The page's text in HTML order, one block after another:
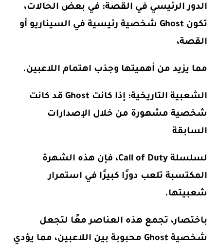
الدور الرئيسي في القصة: في بعض الحالات،
تكون Ghost شخصية رئيسية في السيناريو أو
القصة،
مما يزيد من أهميتها وجذب اهتمام اللاعبين.
الشعبية التاريخية:
إذا كانت Ghost قد كانت
شخصية مشهورة من خلال الإصدارات
السابقة
لسلسلة Call of Duty، فإن هذه الشهرة
المكتسبة تلعب دورًا كبيرًا في استمرار
شعبيتها.
باختصار، تجمع هذه العناصر معًا لتجعل
شخصية Ghost محبوبة بين اللاعبين، مما يؤدي